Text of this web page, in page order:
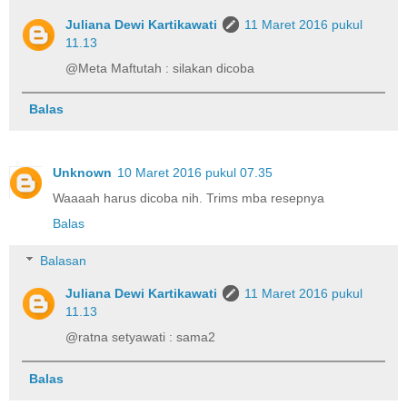
Juliana Dewi Kartikawati
11 Maret 2016 pukul
11.13
@Meta Maftutah : silakan dicoba
Balas
Unknown 10 Maret 2016 pukul 07.35
Waaaah harus dicoba nih. Trims mba resepnya
Balas
Balasan
Juliana Dewi Kartikawati
11 Maret 2016 pukul
11.13
@ratna setyawati : sama2
Balas